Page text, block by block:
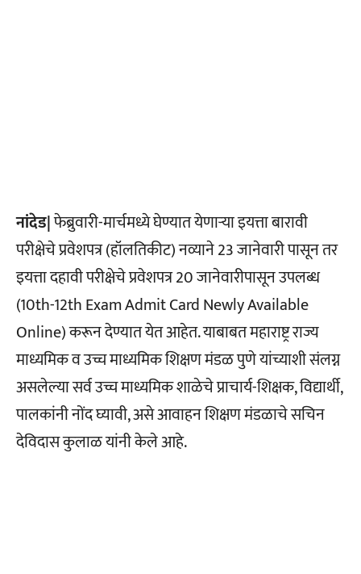
नांदेड|फेब्रुवारी-मार्चमध्ये घेण्यात येणाऱ्या इयत्ता बारावी
परीक्षेचे प्रवेशपत्र (हॉलतिकीट) नव्याने 23 जानेवारी पासून तर
इयत्ता दहावी परीक्षेचे प्रवेशपत्र 20 जानेवारीपासून उपलब्ध
(10th-12th Exam Admit Card Newly Available
Online) करून देण्यात येत आहेत. याबाबत महाराष्ट्र राज्य
माध्यमिक व उच्च माध्यमिक शिक्षण मंडळ पुणे यांच्याशी संलग्न
असलेल्या सर्व उच्च माध्यमिक शाळेचे प्राचार्य-शिक्षक, विद्यार्थी,
पालकांनी नोंद घ्यावी, असे आवाहन शिक्षण मंडळाचे सचिन
देविदास कुलाळ यांनी केले आहे.